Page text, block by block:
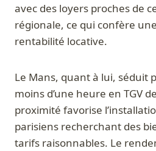
avec des loyers proches de
régionale, ce qui confère
rentabilité locative.
Le Mans, quant à lui, séduit
moins d’une heure en TGV
proximité favorise
parisiens recherchant des
tarifs raisonnables. Le